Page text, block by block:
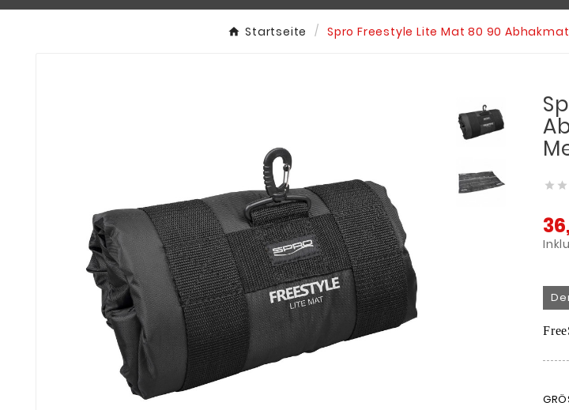
Startseite Spro Freestyle Lite Mat 80 90
 